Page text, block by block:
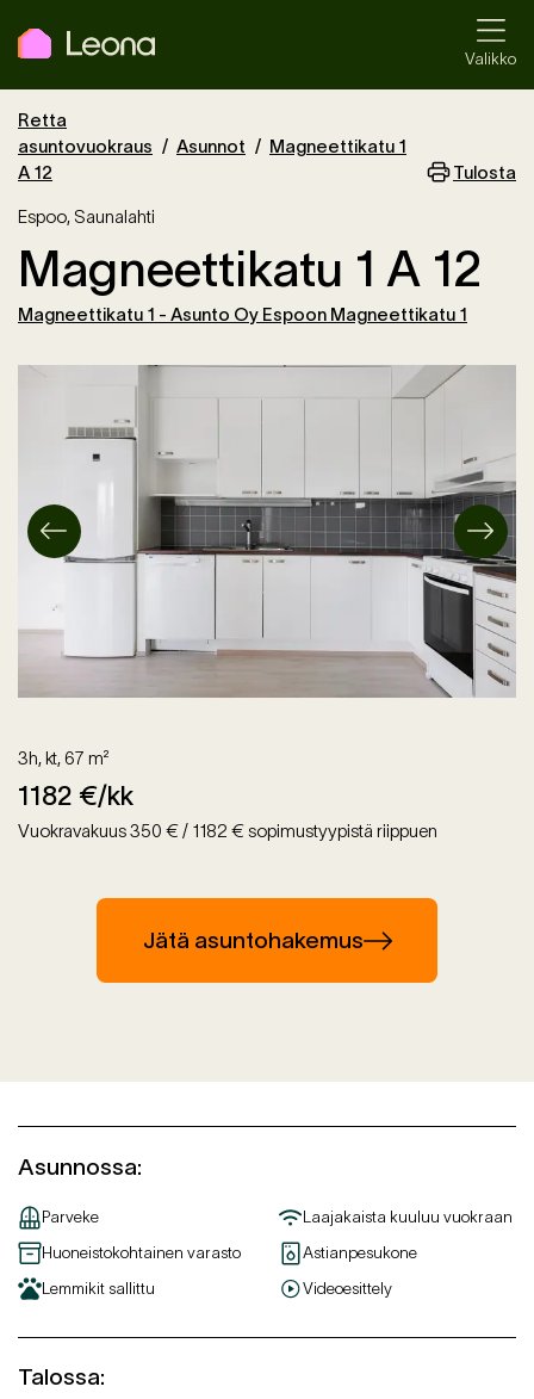
Valikko
Retta
asuntovuokraus
Asunnot
Magneettikatu 1
A 12
Tulosta
Espoo, Saunalahti
Magneettikatu 1 A 12
Magneettikatu 1 - Asunto Oy Espoon Magneettikatu 1
3h, kt, 67 m²
1182 €/kk
Vuokravakuus 350 € / 1182 € sopimustyypistä riippuen
Jätä asuntohakemus
Asunnossa:
Parveke
Laajakaista kuuluu vuokraan
Huoneistokohtainen varasto
Astianpesukone
Lemmikit sallittu
Videoesittely
Talossa: